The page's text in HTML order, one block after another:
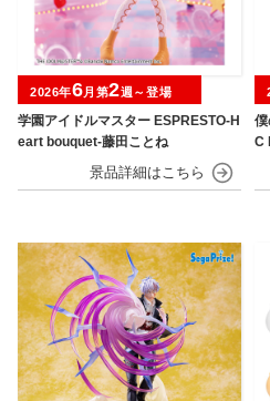
学園アイドルマスター ESPRESTO-H
eart bouquet-藤田ことね
2026年6月第2週～登場
C